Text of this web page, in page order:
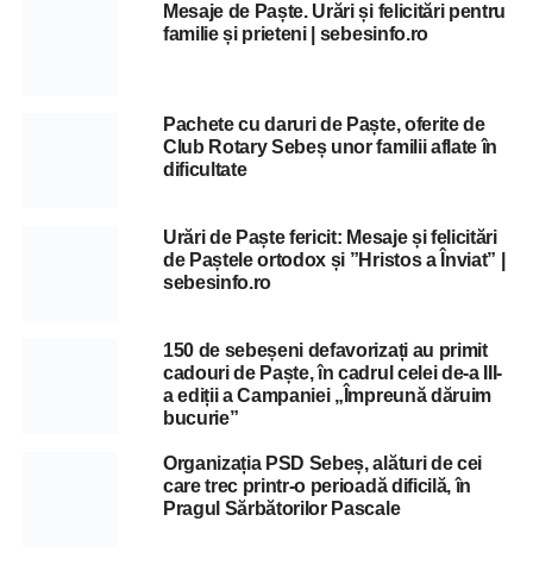
Mesaje de Paște. Urări și felicitări pentru
familie și prieteni | sebesinfo.ro
Pachete cu daruri de Paște, oferite de
Club Rotary Sebeș unor familii aflate în
dificultate
Urări de Paște fericit: Mesaje și felicitări
de Paștele ortodox și ”Hristos a Înviat” |
sebesinfo.ro
150 de sebeșeni defavorizați au primit
cadouri de Paște, în cadrul celei de-a III-
a ediții a Campaniei „Împreună dăruim
bucurie”
Organizația PSD Sebeș, alături de cei
care trec printr-o perioadă dificilă, în
Pragul Sărbătorilor Pascale